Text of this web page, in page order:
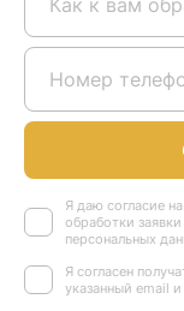
Я даю согласие
обработки
персональных
Я согласен
указанный email